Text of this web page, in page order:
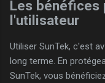
Les bénéfices
l'utilisateur
Utiliser SunTek, c'est
long terme. En
SunTek, vous